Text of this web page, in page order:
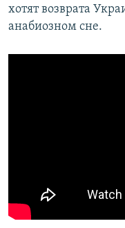
хотят возврата
анабиозном сне.